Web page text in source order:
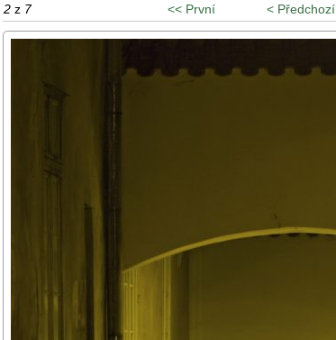
2 z 7 << První < Předchozí